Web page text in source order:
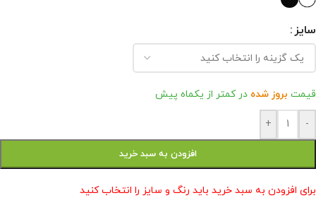
سایز
قیمت بروز شده در کمتر از یکماه پیش
-
+
افزودن به سبد خرید
برای افزودن به سبد خرید باید رنگ و سایز را انتخاب کنید